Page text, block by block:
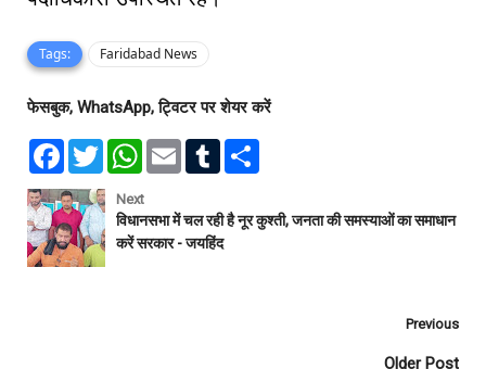
Tags: Faridabad News
फेसबुक, WhatsApp, ट्विटर पर शेयर करें
F
e
b
o
o
k
T
w
t
t
e
r
W
t
s
A
p
E
l
T
l
r
e
Next
विधानसभा में चल रही है नूर कुश्ती, जनता की समस्याओं का समाधान
करें सरकार - जयहिंद
Previous
Older Post